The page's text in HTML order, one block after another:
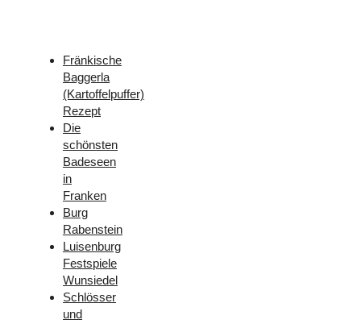
Fränkische
Baggerla
(Kartoffelpuffer)
Rezept
Die
schönsten
Badeseen
in
Franken
Burg
Rabenstein
Luisenburg
Festspiele
Wunsiedel
Schlösser
und